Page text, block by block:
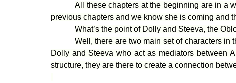
All these chapters at the beginning are in a
previous chapters and we know she is coming and
What’s the point of Dolly and Steeva, the
Well, there are two main set of characters in
Dolly and Steeva who act as mediators between
structure, they are there to create a connection